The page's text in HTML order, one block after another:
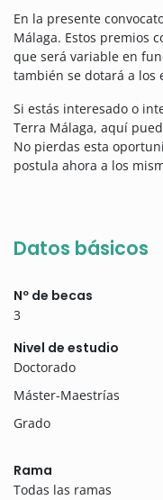
En la presente
Málaga. Estos premios
que será variable en
también se dotará a los
Si estás interesado o
Terra Málaga, aquí
No pierdas esta
postula ahora a los
Datos básicos
Nº de becas
3
Nivel de estudio
Doctorado
Máster-Maestrías
Grado
Rama
Todas las ramas